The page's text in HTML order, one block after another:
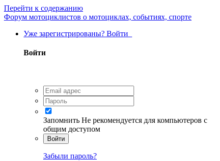
Перейти к содержанию
Форум мотоциклистов о мотоциклах, событиях, спорте
Уже зарегистрированы? Войти
Войти
Запомнить Не рекомендуется для компьютеров с
общим доступом
Войти
Забыли пароль?